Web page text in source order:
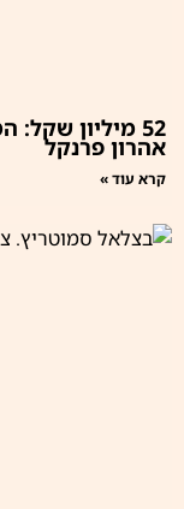
52 מיליון
אהרון פרנקל
קרא עוד »